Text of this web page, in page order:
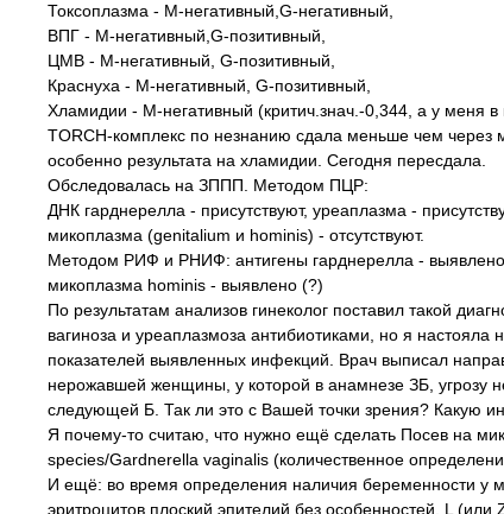
Токсоплазма - М-негативный,G-негативный,
ВПГ - М-негативный,G-позитивный,
ЦМВ - М-негативный, G-позитивный,
Краснуха - М-негативный, G-позитивный,
Хламидии - М-негативный (критич.знач.-0,344, а у меня в
TORCH-комплекс по незнанию сдала меньше чем через
особенно результата на хламидии. Сегодня пересдала.
Обследовалась на ЗППП. Методом ПЦР:
ДНК гарднерелла - присутствуют, уреаплазма -
микоплазма (genitalium и hominis) - отсутствуют.
Методом РИФ и РНИФ: антигены гарднерелла -
микоплазма hominis - выявлено (?)
По результатам анализов гинеколог поставил такой
вагиноза и уреаплазмоза антибиотиками, но я
показателей выявленных инфекций. Врач выписал
нерожавшей женщины, у которой в анамнезе ЗБ, угрозу
следующей Б. Так ли это с Вашей точки зрения? Какую
Я почему-то считаю, что нужно ещё сделать Посев на
species/Gardnerella vaginalis (количественное
И ещё: во время определения наличия беременности у
эритроцитов плоский эпителий без особенностей. L